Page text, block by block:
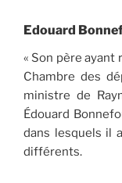
Edouard
« Son père ayant
Chambre des
ministre de
Édouard
dans lesquels il
différents.